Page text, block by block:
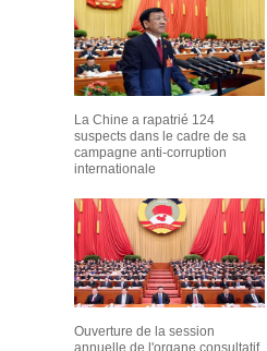
La Chine a rapatrié 124
suspects dans le cadre de sa
campagne anti-corruption
internationale
Ouverture de la session
annuelle de l'organe consultatif